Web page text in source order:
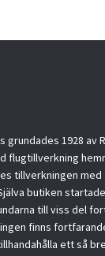
grundades 1928 av
flugtillverkning
tillverkningen med
butiken
till viss del
finns
ett så